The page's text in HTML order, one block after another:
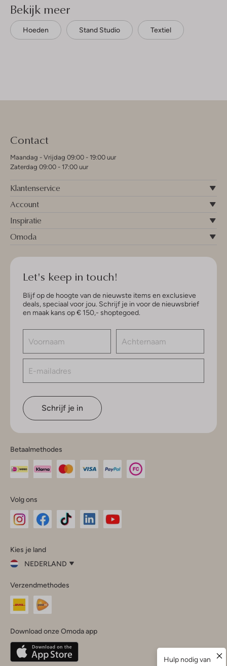
Bekijk meer
Hoeden Stand Studio Textiel
Contact
Maandag - Vrijdag 09:00 - 19:00 uur
Zaterdag 09:00 - 17:00 uur
Klantenservice
Account
Inspiratie
Omoda
Let's keep in touch!
Blijf op de hoogte van de nieuwste items en exclusieve
deals, speciaal voor jou. Schrijf je in voor de nieuwsbrief
en maak kans op € 150,- shoptegoed.
Schrijf je in
Betaalmethodes
Volg ons
InstagramFacebook
Kies je land
NEDERLAND
je
land
Nederland
Belgique(Français)
Deutschland
Verzendmethodes
Download onze Omoda app